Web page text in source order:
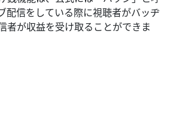
配信をしている際に視聴者がバッヂ
者が収益を受け取ることができま